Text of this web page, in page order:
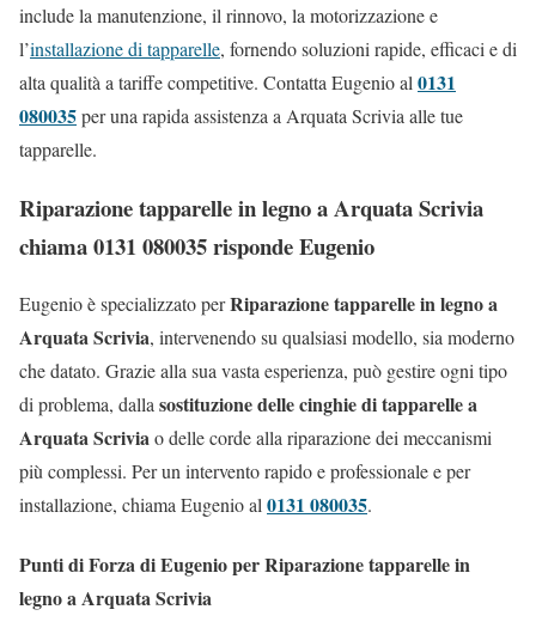
include la manutenzione, il rinnovo, la motorizzazione e
l’installazione di tapparelle, fornendo soluzioni rapide, efficaci e di
alta qualità a tariffe competitive. Contatta Eugenio al 0131
080035per una rapida assistenza a Arquata Scrivia alle tue
tapparelle.
Riparazione tapparelle in legno a Arquata Scrivia
chiama 0131 080035 risponde Eugenio
Eugenio è specializzato perRiparazione tapparelle in legno a
Arquata Scrivia, intervenendo su qualsiasi modello, sia moderno
che datato. Grazie alla sua vasta esperienza, può gestire ogni tipo
di problema, dallasostituzione delle cinghie di tapparelle a
Arquata Scriviao delle corde alla riparazione dei meccanismi
più complessi. Per un intervento rapido e professionale e per
installazione, chiama Eugenio al0131 080035.
Punti di Forza di Eugenio per Riparazione tapparelle in
legno a Arquata Scrivia